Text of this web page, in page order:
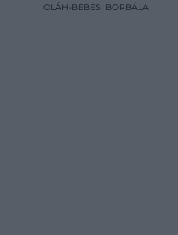
OLÁH-BEBESI BORBÁLA